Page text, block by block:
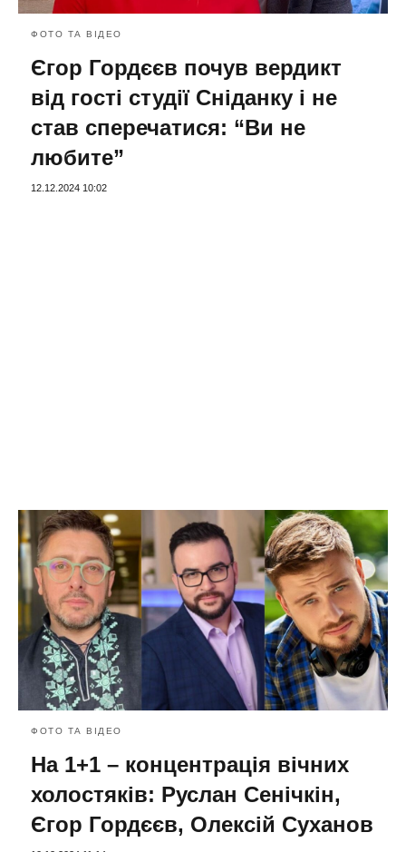
ФОТО ТА ВІДЕО
Єгор Гордєєв почув вердикт
від гості студії Сніданку і не
став сперечатися: “Ви не
любите”
12.12.2024 10:02
ФОТО ТА ВІДЕО
На 1+1 – концентрація вічних
холостяків: Руслан Сенічкін,
Єгор Гордєєв, Олексій Суханов